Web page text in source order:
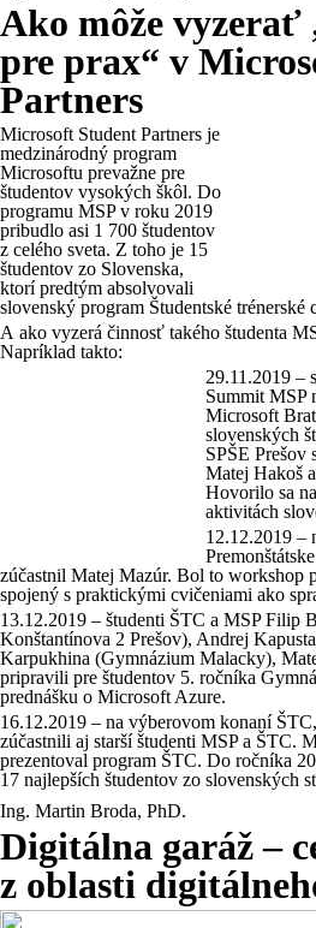
Ako môže vyzerať
pre prax“ v
Partners
Microsoft Student Partners je
medzinárodný program
Microsoftu prevažne pre
študentov vysokých škôl. Do
programu MSP v roku 2019
pribudlo asi 1 700 študentov
z celého sveta. Z toho je 15
študentov zo Slovenska,
ktorí predtým absolvovali
slovenský program Študentské trénerské
A ako vyzerá činnosť takého študenta
Napríklad takto:
29.11.2019 –
Summit MSP
Microsoft
slovenských
SPŠE Prešov
Matej Hakoš
Hovorilo sa
aktivitách
12.12.2019 –
zúčastnil Matej Mazúr. Bol to workshop
spojený s praktickými cvičeniami ako
13.12.2019 – študenti ŠTC a MSP Filip
Konštantínova 2 Prešov), Andrej
Karpukhina (Gymnázium Malacky),
pripravili pre študentov 5. ročníka
prednášku o Microsoft Azure.
16.12.2019 – na výberovom konaní
zúčastnili aj starší študenti MSP a ŠTC.
prezentoval program ŠTC. Do ročníka
17 najlepších študentov zo slovenských
Ing. Martin Broda, PhD.
Digitálna garáž –
z oblasti